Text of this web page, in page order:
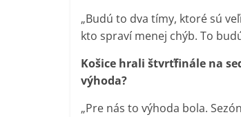
„Budú to dva tímy, ktoré sú
kto spraví menej chýb. To
Košice hrali štvrťfinále na
výhoda?
„Pre nás to výhoda bola.